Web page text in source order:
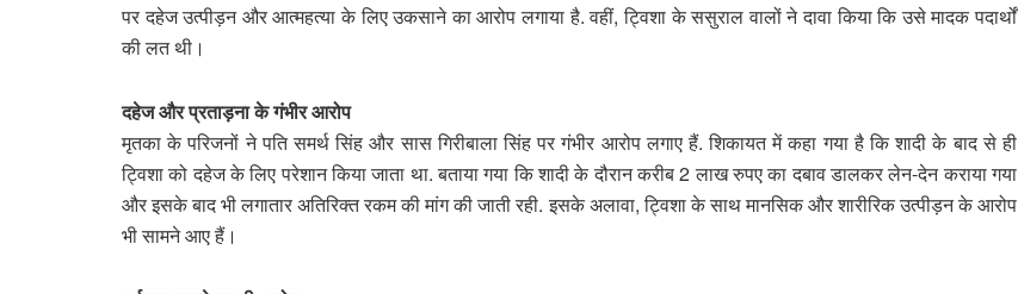
पर दहेज उत्पीड़न और आत्महत्या के लिए उकसाने का आरोप लगाया है. वहीं, ट्विशा के ससुराल वालों ने दावा किया कि उसे मादक पदार्थों
की लत थी।
दहेज और प्रताड़ना के गंभीर आरोप
मृतका के परिजनों ने पति समर्थ सिंह और सास गिरीबाला सिंह पर गंभीर आरोप लगाए हैं. शिकायत में कहा गया है कि शादी के बाद से ही
ट्विशा को दहेज के लिए परेशान किया जाता था. बताया गया कि शादी के दौरान करीब 2 लाख रुपए का दबाव डालकर लेन-देन कराया गया
और इसके बाद भी लगातार अतिरिक्त रकम की मांग की जाती रही. इसके अलावा, ट्विशा के साथ मानसिक और शारीरिक उत्पीड़न के आरोप
भी सामने आए हैं।